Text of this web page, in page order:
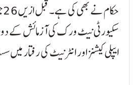
سکیورٹی نیٹ ورک کی آزمائش کے
ایپلی کیشنز اور انٹرنیٹ کی رفتار